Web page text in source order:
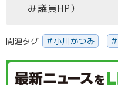
み議員HP）
関連タグ 小川かつみ